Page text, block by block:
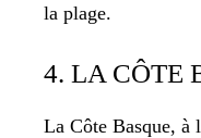
la plage.
4. LA CÔTE
La Côte Basque, à